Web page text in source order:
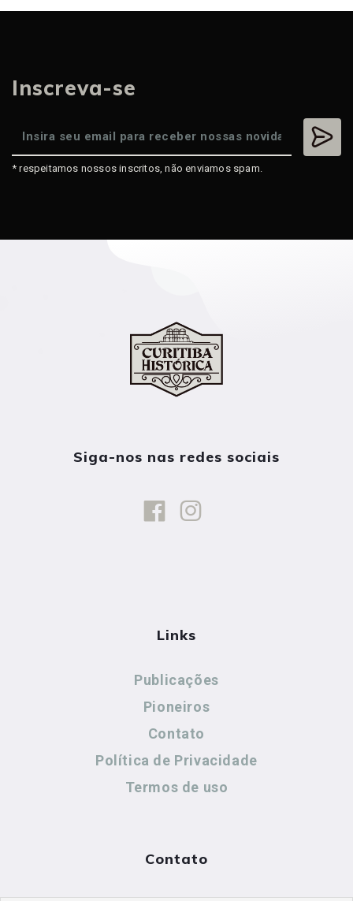
Inscreva-se
* respeitamos nossos inscritos, não enviamos spam.
Siga-nos nas redes sociais
Links
Publicações
Pioneiros
Contato
Política de Privacidade
Termos de uso
Contato